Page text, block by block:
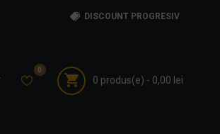
DISCOUNT PROGRESIV
0
0 produs(e) - 0,00 lei